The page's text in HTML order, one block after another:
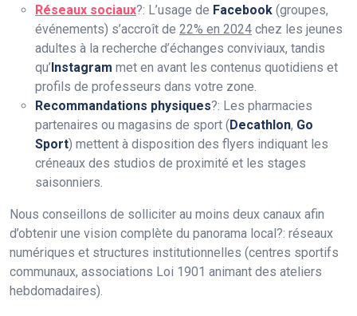
Réseaux sociaux?: L’usage de Facebook (groupes,
événements) s’accroît de 22% en 2024 chez les jeunes
adultes à la recherche d’échanges conviviaux, tandis
qu’ Instagram met en avant les contenus quotidiens et
profils de professeurs dans votre zone.
Recommandations physiques?: Les pharmacies
partenaires ou magasins de sport ( Decathlon, Go
Sport) mettent à disposition des flyers indiquant les
créneaux des studios de proximité et les stages
saisonniers.
Nous conseillons de solliciter au moins deux canaux afin
d’obtenir une vision complète du panorama local?: réseaux
numériques et structures institutionnelles (centres sportifs
communaux, associations Loi 1901 animant des ateliers
hebdomadaires).